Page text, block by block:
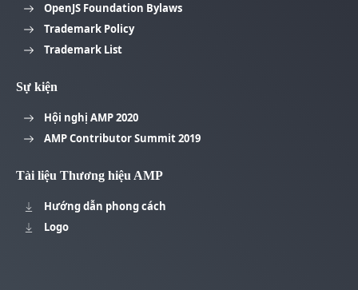
OpenJS Foundation Bylaws
Trademark Policy
Trademark List
Sự kiện
Hội nghị AMP 2020
AMP Contributor Summit 2019
Tài liệu Thương hiệu AMP
Hướng dẫn phong cách
Logo